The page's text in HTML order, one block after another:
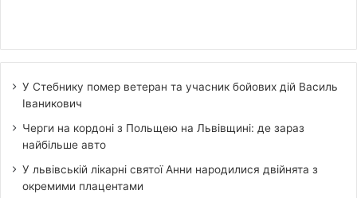
У Стебнику помер ветеран та учасник бойових дій Василь
Іваникович
Черги на кордоні з Польщею на Львівщині: де зараз
найбільше авто
У львівській лікарні святої Анни народилися двійнята з
окремими плацентами